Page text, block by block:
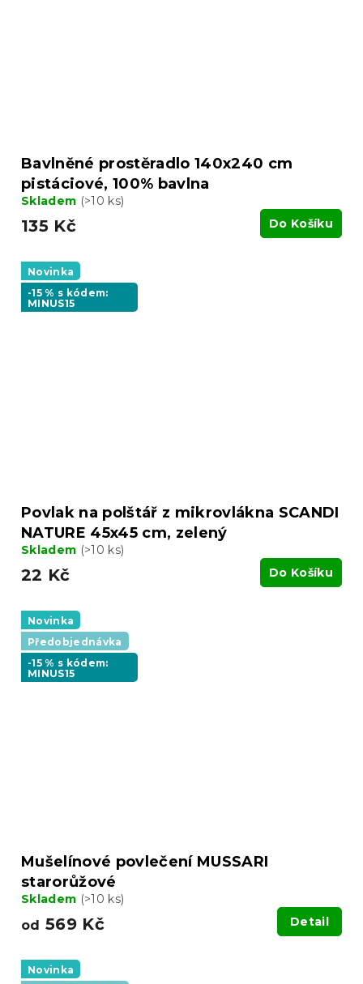
Bavlněné prostěradlo 140x240 cm
pistáciové, 100% bavlna
Skladem (>10 ks)
135 Kč Do Košíku
Novinka
-15 % s kódem:
MINUS15
Povlak na polštář z mikrovlákna SCANDI
NATURE 45x45 cm, zelený
Skladem (>10 ks)
22 Kč Do Košíku
Novinka
Předobjednávka
-15 % s kódem:
MINUS15
Mušelínové povlečení MUSSARI
starorůžové
Skladem (>10 ks)
od 569 Kč Detail
Novinka